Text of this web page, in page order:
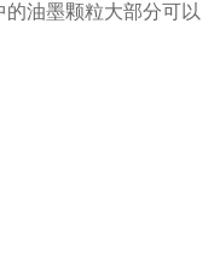
的油墨颗粒大部分可以